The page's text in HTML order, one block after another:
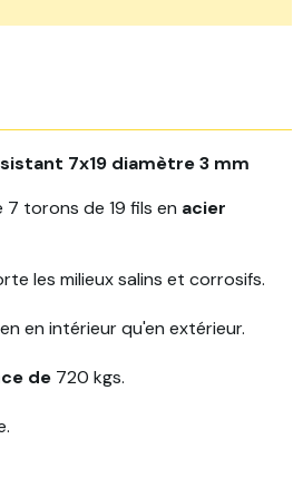
7x19 diamètre 3 mm
7 torons de 19 fils en acier
les milieux salins et corrosifs.
en intérieur qu'en extérieur.
de 720 kgs.